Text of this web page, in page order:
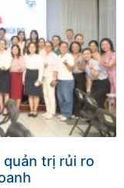
quản trị rủi ro